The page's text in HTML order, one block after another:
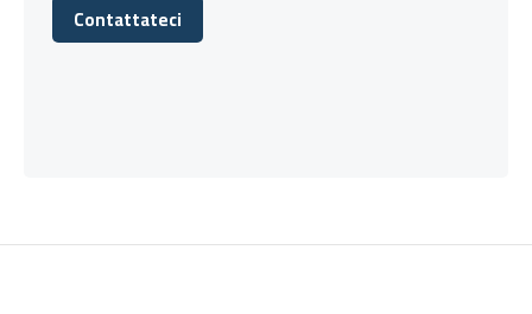
Contattateci
Contattateci